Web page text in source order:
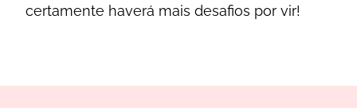
certamente haverá mais desafios por vir!